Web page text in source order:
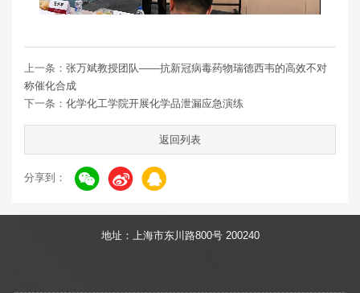
上一条： 张万斌教授团队——抗新冠病毒药物瑞德西韦的高效不对
称催化合成
下一条： 化学化工学院开展化学品泄漏应急演练
返回列表
分享到：
地址：上海市东川路800号 200240